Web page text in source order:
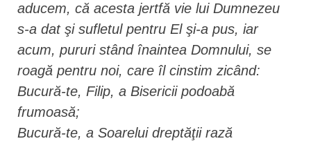
aducem, că acesta jertfă vie lui Dumnezeu
s-a dat şi sufletul pentru El şi-a pus, iar
acum, pururi stând înaintea Domnului, se
roagă pentru noi, care îl cinstim zicând:
Bucură-te, Filip, a Bisericii podoabă
frumoasă;
Bucură-te, a Soarelui dreptăţii rază